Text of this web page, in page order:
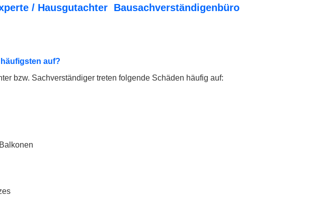
auf?
bzw. Sachverständiger treten folgende Schäden häufig auf:
/ Hausgutachter Bausachverständigenbüro